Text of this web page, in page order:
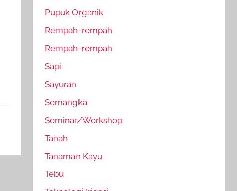
Pupuk Organik
Rempah-rempah
Rempah-rempah
Sapi
Sayuran
Semangka
Seminar/Workshop
Tanah
Tanaman Kayu
Tebu